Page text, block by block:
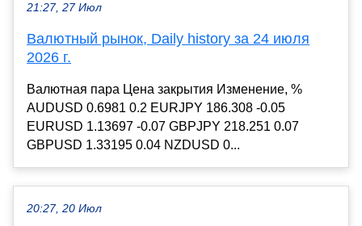
21:27, 27 Июл
Валютный рынок, Daily history за 24 июля
2026 г.
Валютная пара Цена закрытия Изменение, %
AUDUSD 0.6981 0.2 EURJPY 186.308 -0.05
EURUSD 1.13697 -0.07 GBPJPY 218.251 0.07
GBPUSD 1.33195 0.04 NZDUSD 0...
20:27, 20 Июл